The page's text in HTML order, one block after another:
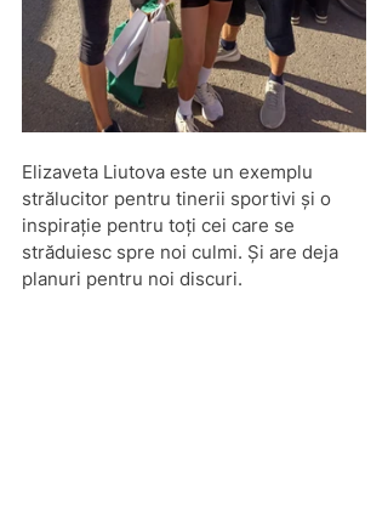
Elizaveta Liutova este un exemplu
strălucitor pentru tinerii sportivi și o
inspirație pentru toți cei care se
străduiesc spre noi culmi. Și are deja
planuri pentru noi discuri.